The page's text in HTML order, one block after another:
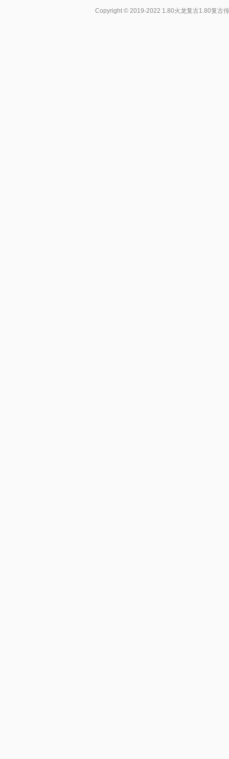
Copyright © 2019-2022 1.80火龙复古1.80复古